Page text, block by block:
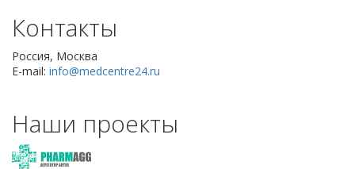
Контакты
Россия, Москва
E-mail: info@medcentre24.ru
Наши проекты